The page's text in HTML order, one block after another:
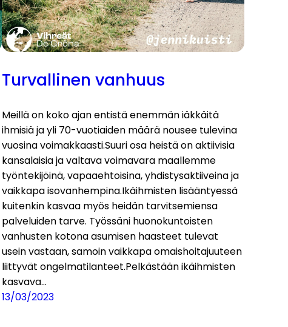
Turvallinen vanhuus
Meillä on koko ajan entistä enemmän iäkkäitä
ihmisiä ja yli 70-vuotiaiden määrä nousee tulevina
vuosina voimakkaasti.Suuri osa heistä on aktiivisia
kansalaisia ja valtava voimavara maallemme
työntekijöinä, vapaaehtoisina, yhdistysaktiiveina ja
vaikkapa isovanhempina.Ikäihmisten lisääntyessä
kuitenkin kasvaa myös heidän tarvitsemiensa
palveluiden tarve. Työssäni huonokuntoisten
vanhusten kotona asumisen haasteet tulevat
usein vastaan, samoin vaikkapa omaishoitajuuteen
liittyvät ongelmatilanteet.Pelkästään ikäihmisten
kasvava…
13/03/2023